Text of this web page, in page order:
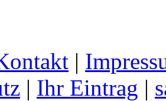
|
| Ihr Eintrag |